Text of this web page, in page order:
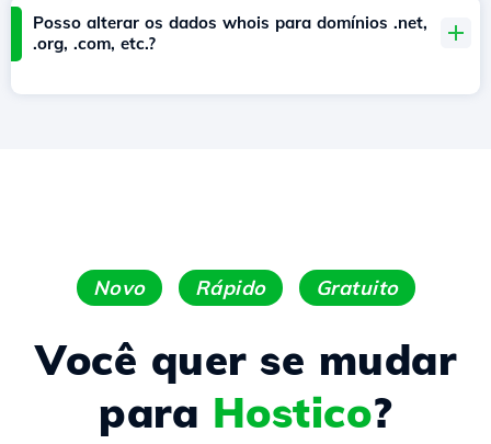
Posso alterar os dados whois para domínios .net,
.org, .com, etc.?
Novo Rápido Gratuito
Você quer se mudar
para Hostico?